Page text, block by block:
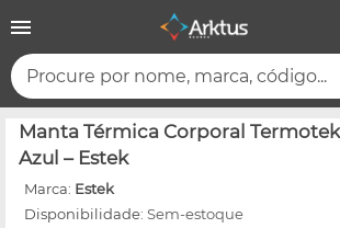
Procure por nome, marca, código...
Manta Térmica Corporal
Azul – Estek
Marca: Estek
Disponibilidade: Sem-estoque